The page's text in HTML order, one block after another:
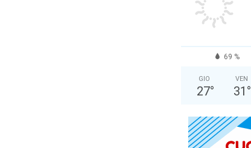
69 %
GIO
27°
VEN
31 °